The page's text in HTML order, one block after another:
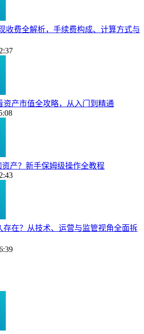
收费全解析，手续费构成、计算方式与
资产市值全攻略，从入门到精通
产？新手保姆级操作全教程
存在？从技术、运营与监管视角全面拆